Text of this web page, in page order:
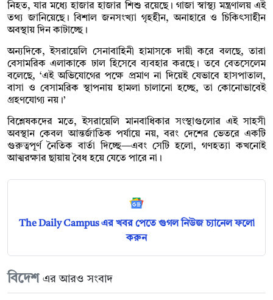
নিহত, যার মধ্যে হাজার হাজার শিশু রয়েছে। গাজা স্বাস্থ্য মন্ত্রণালয় এই
তথ্য জানিয়েছে। বিশাল জনসংখ্যা গৃহহীন, অনাহারে ও চিকিৎসাহীন
অবস্থায় দিন কাটাচ্ছে।
অন্যদিকে, ইসরায়েলি সেনাবাহিনী হামাসকে দায়ী করে বলছে, তারা
বেসামরিক এলাকাকে ঢাল হিসেবে ব্যবহার করছে। তবে বেতসেলেম
বলেছে, ‘এই অভিযোগের পক্ষে প্রমাণ না দিয়েই যেভাবে হাসপাতাল,
বাসা ও বেসামরিক স্থাপনায় হামলা চালানো হচ্ছে, তা কোনোভাবেই
গ্রহণযোগ্য নয়।’
বিশ্লেষকদের মতে, ইসরায়েলি মানবাধিকার সংস্থাগুলোর এই সাহসী
অবস্থান কেবল আন্তর্জাতিক পর্যায়ে নয়, বরং দেশের ভেতরে একটি
গুরুত্বপূর্ণ নৈতিক বার্তা দিচ্ছে—এবং সেটি হলো, গণহত্যা কখনোই
আত্মরক্ষার ছায়ায় বৈধ হয়ে যেতে পারে না।
The Daily Campus এর খবর পেতে গুগল নিউজ চ্যানেল ফলো
করুন
বিদেশ এর আরও সংবাদ